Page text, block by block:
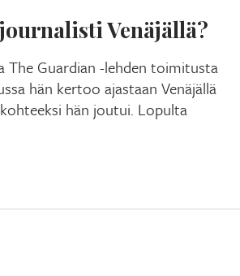
Venäjällä?
The Guardian -lehden toimitusta
hän kertoo ajastaan Venäjällä
hän joutui. Lopulta